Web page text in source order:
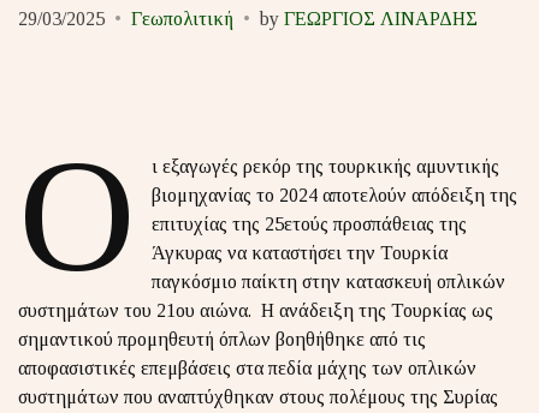
c
29/03/2025 Γεωπολιτική by ΓΕΩΡΓΙΟΣ ΛΙΝΑΡΔΗΣ
Ο
ι εξαγωγές ρεκόρ της τουρκικής αμυντικής
βιομηχανίας το 2024 αποτελούν απόδειξη της
επιτυχίας της 25ετούς προσπάθειας της
Άγκυρας να καταστήσει την Τουρκία
παγκόσμιο παίκτη στην κατασκευή οπλικών
συστημάτων του 21ου αιώνα. Η ανάδειξη της Τουρκίας ως
σημαντικού προμηθευτή όπλων βοηθήθηκε από τις
αποφασιστικές επεμβάσεις στα πεδία μάχης των οπλικών
συστημάτων που αναπτύχθηκαν στους πολέμους της Συρίας